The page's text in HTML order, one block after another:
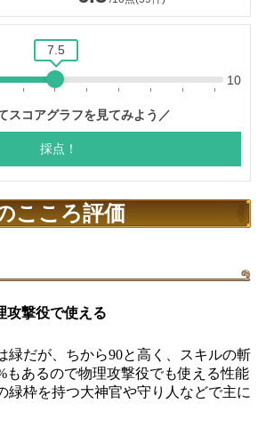
こころ評価
攻撃役で使える
緑だが、ちから90と高く、スキルの斬
もあるので物理攻撃役でも使える性能
緑枠を持つ大神官や守り人などで主に